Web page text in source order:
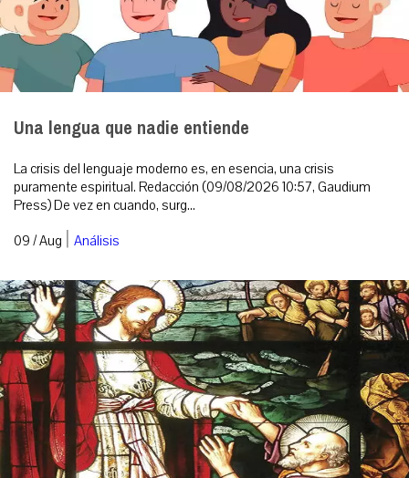
Una lengua que nadie entiende
La crisis del lenguaje moderno es, en esencia, una crisis
puramente espiritual. Redacción (09/08/2026 10:57, Gaudium
Press) De vez en cuando, surg...
09 / Aug | Análisis